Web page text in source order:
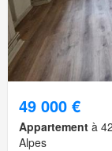
49 000 €
Appartement à
Alpes